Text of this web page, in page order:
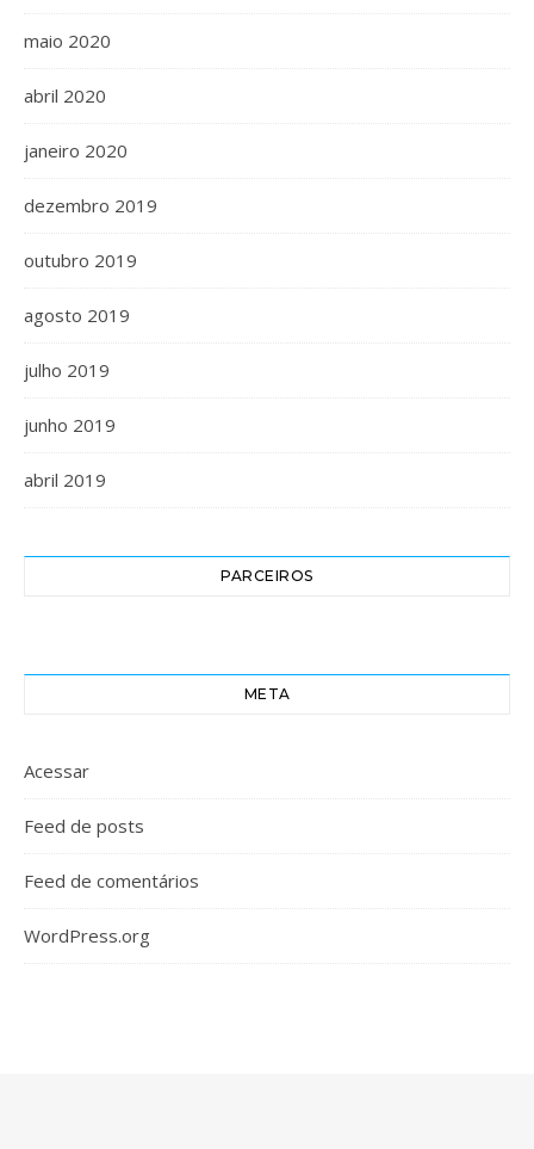
maio 2020
abril 2020
janeiro 2020
dezembro 2019
outubro 2019
agosto 2019
julho 2019
junho 2019
abril 2019
PARCEIROS
META
Acessar
Feed de posts
Feed de comentários
WordPress.org